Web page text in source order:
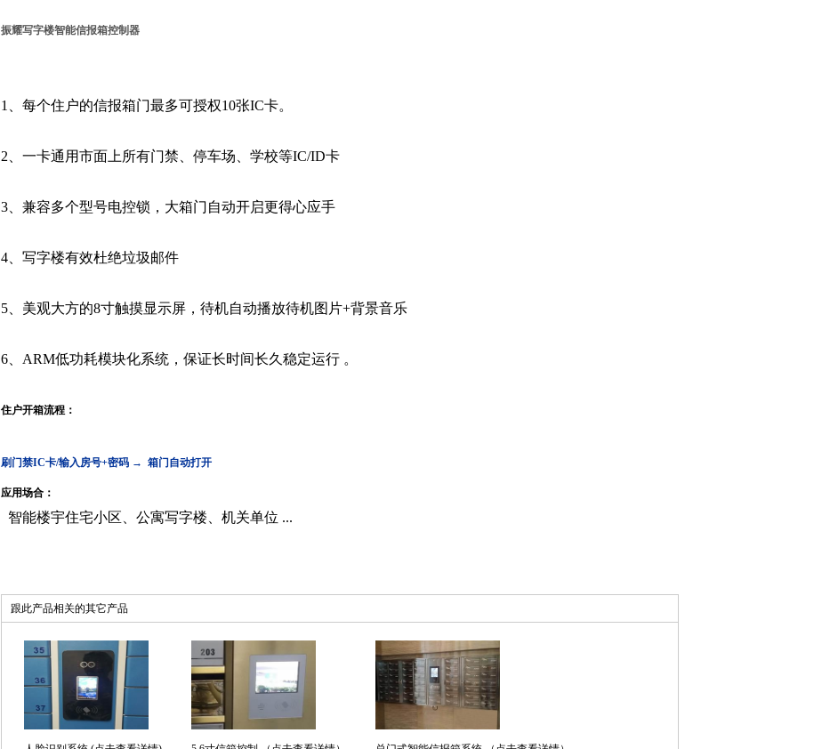
振耀写字楼智能信报箱控制器
1、每个住户的信报箱门最多可授权10张IC卡。
2、一卡通用市面上所有门禁、停车场、学校等IC/ID卡
3、兼容多个型号电控锁，大箱门自动开启更得心应手
4、写字楼有效杜绝垃圾邮件
5、美观大方的8寸触摸显示屏，待机自动播放待机图片+背景音乐
6、ARM低功耗模块化系统，保证长时间长久稳定运行 。
住户开箱流程：
刷门禁IC卡/输入房号+密码 → 箱门自动打开
应用场合：
智能楼宇住宅小区、公寓写字楼、机关单位 ...
跟此产品相关的其它产品